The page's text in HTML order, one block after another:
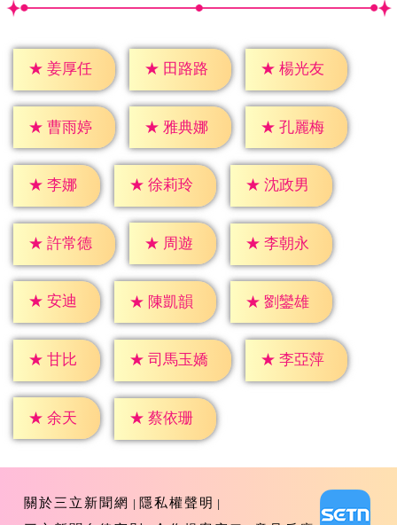
★ 姜厚任 ★ 田路路 ★ 楊光友
★ 曹雨婷 ★ 雅典娜 ★ 孔麗梅
★ 李娜 ★ 徐莉玲 ★ 沈政男
★ 許常德 ★ 周遊 ★ 李朝永
★ 安迪 ★ 陳凱韻 ★ 劉鑾雄
★ 甘比 ★ 司馬玉嬌 ★ 李亞萍
★ 余天 ★ 蔡依珊
關於三立新聞網
隱私權聲明